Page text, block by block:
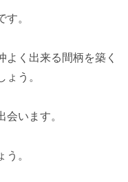
。
く出来る間柄を築く
う。
会います。
。